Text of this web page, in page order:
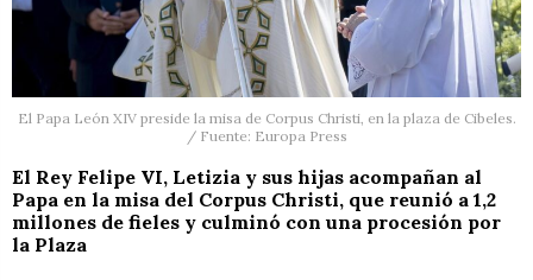
El Papa León XIV preside la misa de Corpus Christi, en la plaza de Cibeles.
/ Fuente: Europa Press
El Rey Felipe VI, Letizia y sus hijas acompañan al
Papa en la misa del Corpus Christi, que reunió a 1,2
millones de fieles y culminó con una procesión por
la Plaza